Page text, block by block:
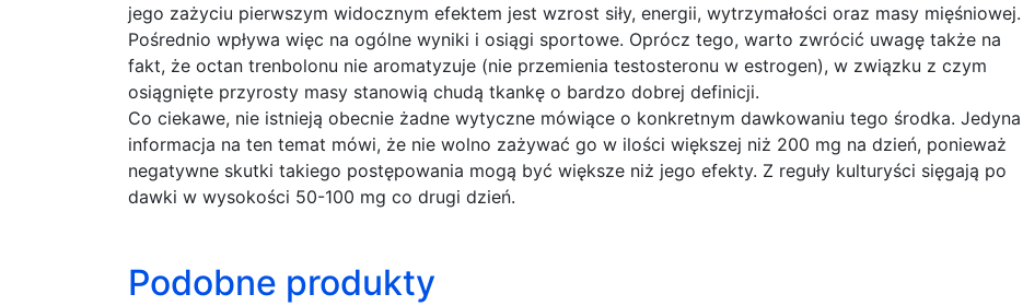
jego zażyciu pierwszym widocznym efektem jest wzrost siły, energii, wytrzymałości oraz masy mięśniowej.
Pośrednio wpływa więc na ogólne wyniki i osiągi sportowe. Oprócz tego, warto zwrócić uwagę także na
fakt, że octan trenbolonu nie aromatyzuje (nie przemienia testosteronu w estrogen), w związku z czym
osiągnięte przyrosty masy stanowią chudą tkankę o bardzo dobrej definicji.
Co ciekawe, nie istnieją obecnie żadne wytyczne mówiące o konkretnym dawkowaniu tego środka. Jedyna
informacja na ten temat mówi, że nie wolno zażywać go w ilości większej niż 200 mg na dzień, ponieważ
negatywne skutki takiego postępowania mogą być większe niż jego efekty. Z reguły kulturyści sięgają po
dawki w wysokości 50-100 mg co drugi dzień.
Podobne produkty